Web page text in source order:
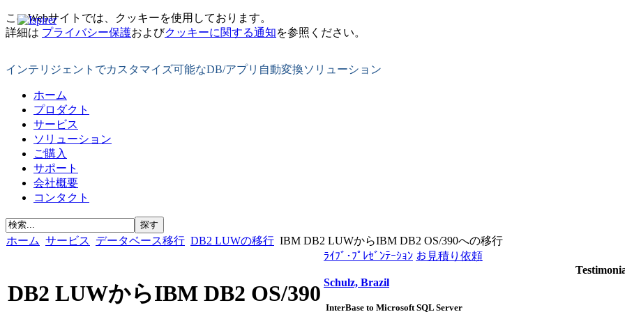
このWebサイトでは、クッキーを使用しております。
詳細は プライバシー保護およびクッキーに関する通知を参照ください。
インテリジェントでカスタマイズ可能なDB/アプリ自動変換ソリューション
ホーム
プロダクト
サービス
ソリューション
ご購入
サポート
会社概要
コンタクト
ホーム サービス データベース移行 DB2 LUWの移行 IBM DB2 LUWからIBM DB2 OS/390への移行
DB2 LUWからIBM DB2 OS/390
ﾗｲﾌﾞ･ﾌﾟﾚｾﾞﾝﾃｰｼｮﾝ お見積り依頼
Schulz, Brazil
InterBase to Microsoft SQL Server